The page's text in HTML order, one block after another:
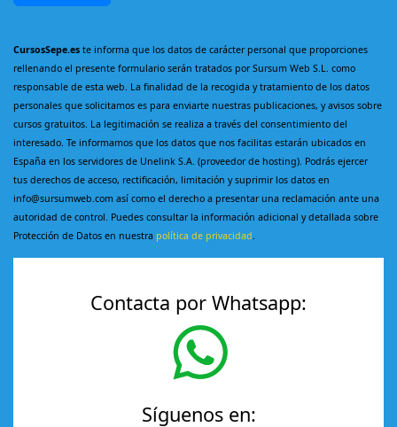
CursosSepe.es te informa que los datos de carácter personal que proporciones
rellenando el presente formulario serán tratados por Sursum Web S.L. como
responsable de esta web. La finalidad de la recogida y tratamiento de los datos
personales que solicitamos es para enviarte nuestras publicaciones, y avisos sobre
cursos gratuitos. La legitimación se realiza a través del consentimiento del
interesado. Te informamos que los datos que nos facilitas estarán ubicados en
España en los servidores de Unelink S.A. (proveedor de hosting). Podrás ejercer
tus derechos de acceso, rectificación, limitación y suprimir los datos en
info@sursumweb.com así como el derecho a presentar una reclamación ante una
autoridad de control. Puedes consultar la información adicional y detallada sobre
Protección de Datos en nuestra política de privacidad.
Contacta por Whatsapp:
Síguenos en: